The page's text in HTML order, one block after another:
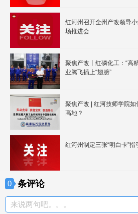
红河州召开全州产改领导
场推进会
聚焦产改丨红磷化工：“高
业腾飞插上“翅膀”
聚焦产改 | 红河技师学院
高地？
红河州制定三张“明白卡”指
0 条评论
来说两句吧。。。